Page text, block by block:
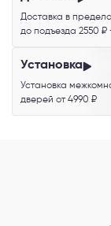
Доставка в
до подъезда 2550 ₽
Установка
Установка
дверей от 4990 ₽